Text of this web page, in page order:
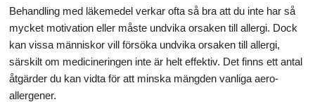
Behandling med läkemedel verkar ofta så bra att du inte har så
mycket motivation eller måste undvika orsaken till allergi. Dock
kan vissa människor vill försöka undvika orsaken till allergi,
särskilt om medicineringen inte är helt effektiv. Det finns ett antal
åtgärder du kan vidta för att minska mängden vanliga aero-
allergener.